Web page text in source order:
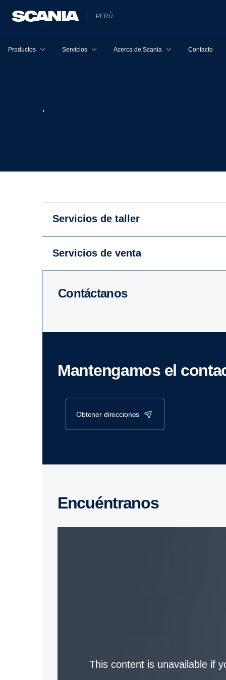
PERÚ
Productos Servicios Acerca de Scania Contacto
,
Servicios de taller
Servicios de venta
Contáctanos
Mantengamos el
obtener direcciones
Encuéntranos
This content is unavailable if